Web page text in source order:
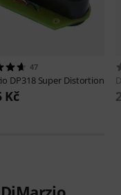
47
DP318 Super Distortion
Kč